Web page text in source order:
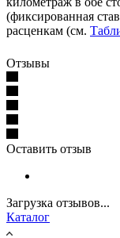
(фиксированная
расценкам (см.
Отзывы
Оставить отзыв
Загрузка отзывов...
Каталог